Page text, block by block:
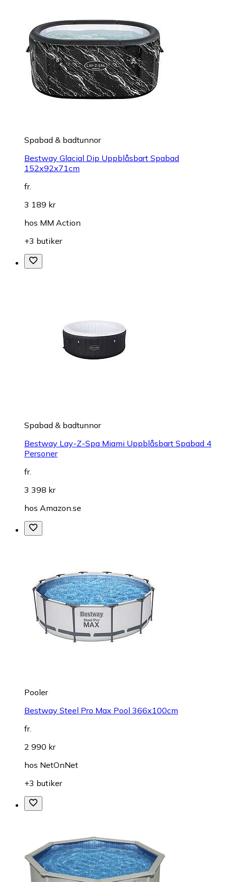
Spabad & badtunnor
Bestway Glacial Dip Uppblåsbart Spabad
152x92x71cm
fr.
3 189 kr
hos MM Action
+3 butiker
Spabad & badtunnor
Bestway Lay-Z-Spa Miami Uppblåsbart Spabad 4
Personer
fr.
3 398 kr
hos Amazon.se
Pooler
Bestway Steel Pro Max Pool 366x100cm
fr.
2 990 kr
hos NetOnNet
+3 butiker